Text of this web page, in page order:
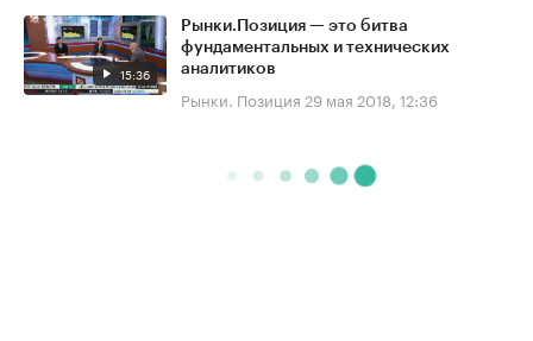
15:36
Рынки.Позиция — это битва
фундаментальных и технических
аналитиков
Рынки. Позиция 29 мая 2018, 12:36